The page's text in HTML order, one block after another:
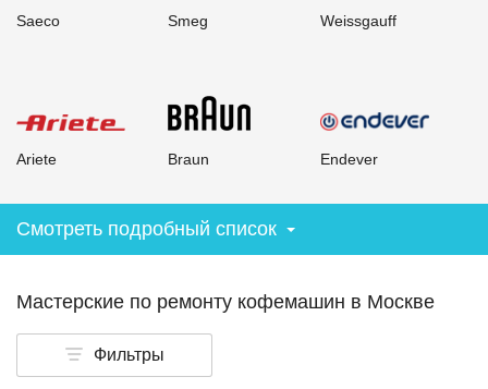
Saeco Smeg Weissgauff
Ariete Braun Endever
Смотреть подробный список
Мастерские по ремонту кофемашин в Москве
Фильтры